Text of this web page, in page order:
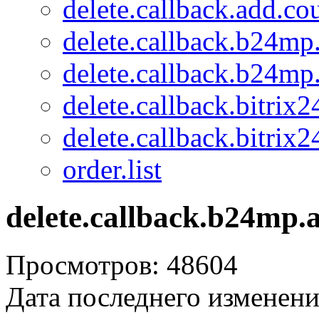
order.list
Просмотров: 48604
Дата последнего